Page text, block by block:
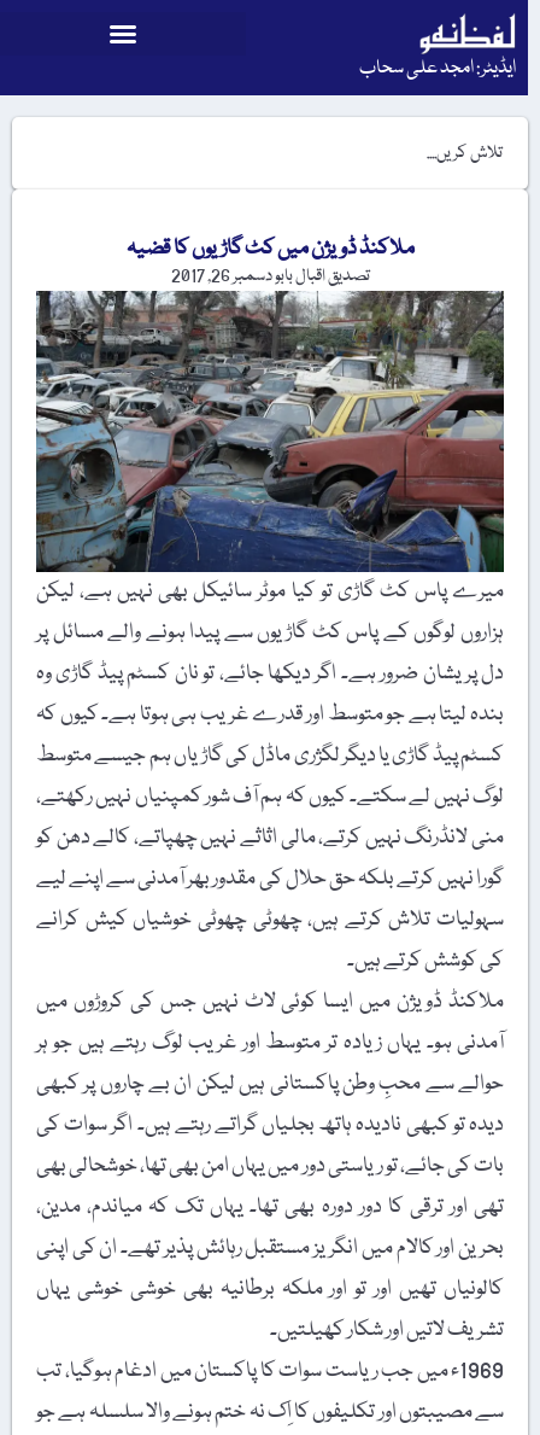
ایڈیٹر: امجد علی سحاب
ملاکنڈ ڈویژن میں کٹ گاڑیوں کا قضیہ
تصدیق اقبال بابودسمبر 26, 2017
میرے پاس کٹ گاڑی تو کیا موٹر سائیکل بھی نہیں ہے، لیکن
ہزاروں لوگوں کے پاس کٹ گاڑیوں سے پیدا ہونے والے مسائل پر
دل پریشان ضرور ہے۔ اگر دیکھا جائے، تو نان کسٹم پیڈ گاڑی وہ
بندہ لیتا ہے جو متوسط اور قدرے غریب ہی ہوتا ہے۔ کیوں کہ
کسٹم پیڈ گاڑی یا دیگر لگژری ماڈل کی گاڑیاں ہم جیسے متوسط
لوگ نہیں لے سکتے۔ کیوں کہ ہم آف شور کمپنیاں نہیں رکھتے،
منی لانڈرنگ نہیں کرتے، مالی اثاثے نہیں چھپاتے، کالے دھن کو
گورا نہیں کرتے بلکہ حق حلال کی مقدور بھر آمدنی سے اپنے لیے
سہولیات تلاش کرتے ہیں، چھوٹی چھوٹی خوشیاں کیش کرانے
کی کوشش کرتے ہیں۔
ملاکنڈ ڈویژن میں ایسا کوئی لاٹ نہیں جس کی کروڑوں میں
آمدنی ہو۔ یہاں زیادہ تر متوسط اور غریب لوگ رہتے ہیں جو ہر
حوالے سے محبِ وطن پاکستانی ہیں لیکن ان بے چاروں پر کبھی
دیدہ تو کبھی نادیدہ ہاتھ بجلیاں گراتے رہتے ہیں۔ اگر سوات کی
بات کی جائے، تو ریاستی دور میں یہاں امن بھی تھا، خوشحالی بھی
تھی اور ترقی کا دور دورہ بھی تھا۔ یہاں تک کہ میاندم، مدین،
بحرین اور کالام میں انگریز مستقبل رہائش پذیر تھے۔ ان کی اپنی
کالونیاں تھیں اور تو اور ملکہ برطانیہ بھی خوشی خوشی یہاں
تشریف لاتیں اور شکار کھیلتیں۔
1969ء میں جب ریاست سوات کا پاکستان میں ادغام ہوگیا، تب
سے مصیبتوں اور تکلیفوں کا اِک نہ ختم ہونے والا سلسلہ ہے جو